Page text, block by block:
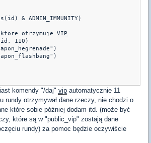
& ADMIN_IMMUNITY)
otrzymuje VIP
110)
komendy "/daj" vip automatycznie 11
rundy otrzymywał dane rzeczy, nie chodzi o
które sobie później dodam itd. (może być
które są w "public_vip" zostają dane
rundy) za pomoc będzie oczywiście